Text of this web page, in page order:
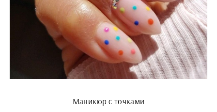
Маникюр с точками